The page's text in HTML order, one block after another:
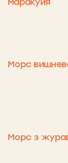
Морс
Морс з